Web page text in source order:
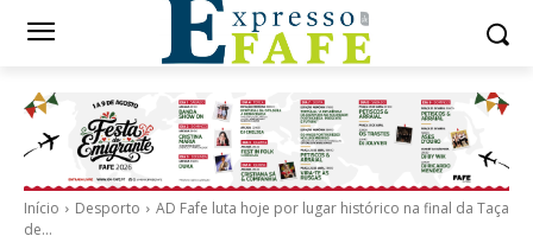
Início Desporto
AD Fafe luta hoje por lugar histórico na final da Taça
de...